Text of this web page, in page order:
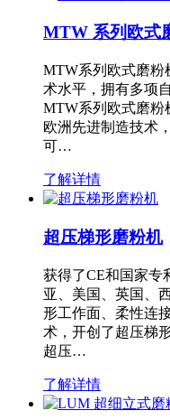
MTW 系列欧式
MTW系列欧式磨粉
术水平，拥有多项
MTW系列欧式磨粉
欧洲先进制造技术
可…
了解详情
超压梯形磨粉机
获得了CE和国家专
亚、美国、英国、
形工作面、柔性连
术，开创了超压梯
超压…
了解详情